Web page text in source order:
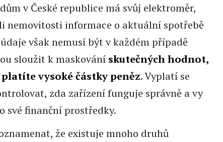
v České republice má svůj elektroměr,
nemovitosti informace o aktuální spotřebě
však nemusí být v každém případě
sloužit k maskování skutečných hodnot,
vysoké částky peněz. Vyplatí se
zda zařízení funguje správně a vy
své finanční prostředky.
že existuje mnoho druhů